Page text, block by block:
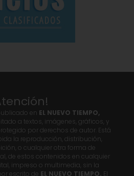
en EL NUEVO TIEMPO,
a textos, imágenes, gráficos, y
por derechos de autor. Está
la reproducción, distribución,
o cualquier otra forma de
de estos contenidos en cualquier
impreso o multimedia, sin la
escrito de EL NUEVO TIEMPO. El